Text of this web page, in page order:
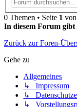
0 Themen • Seite 1 von
In diesem Forum gibt
Zurück zur Foren-
Gehe zu
Allgemeines
↳ Impressum
↳
↳